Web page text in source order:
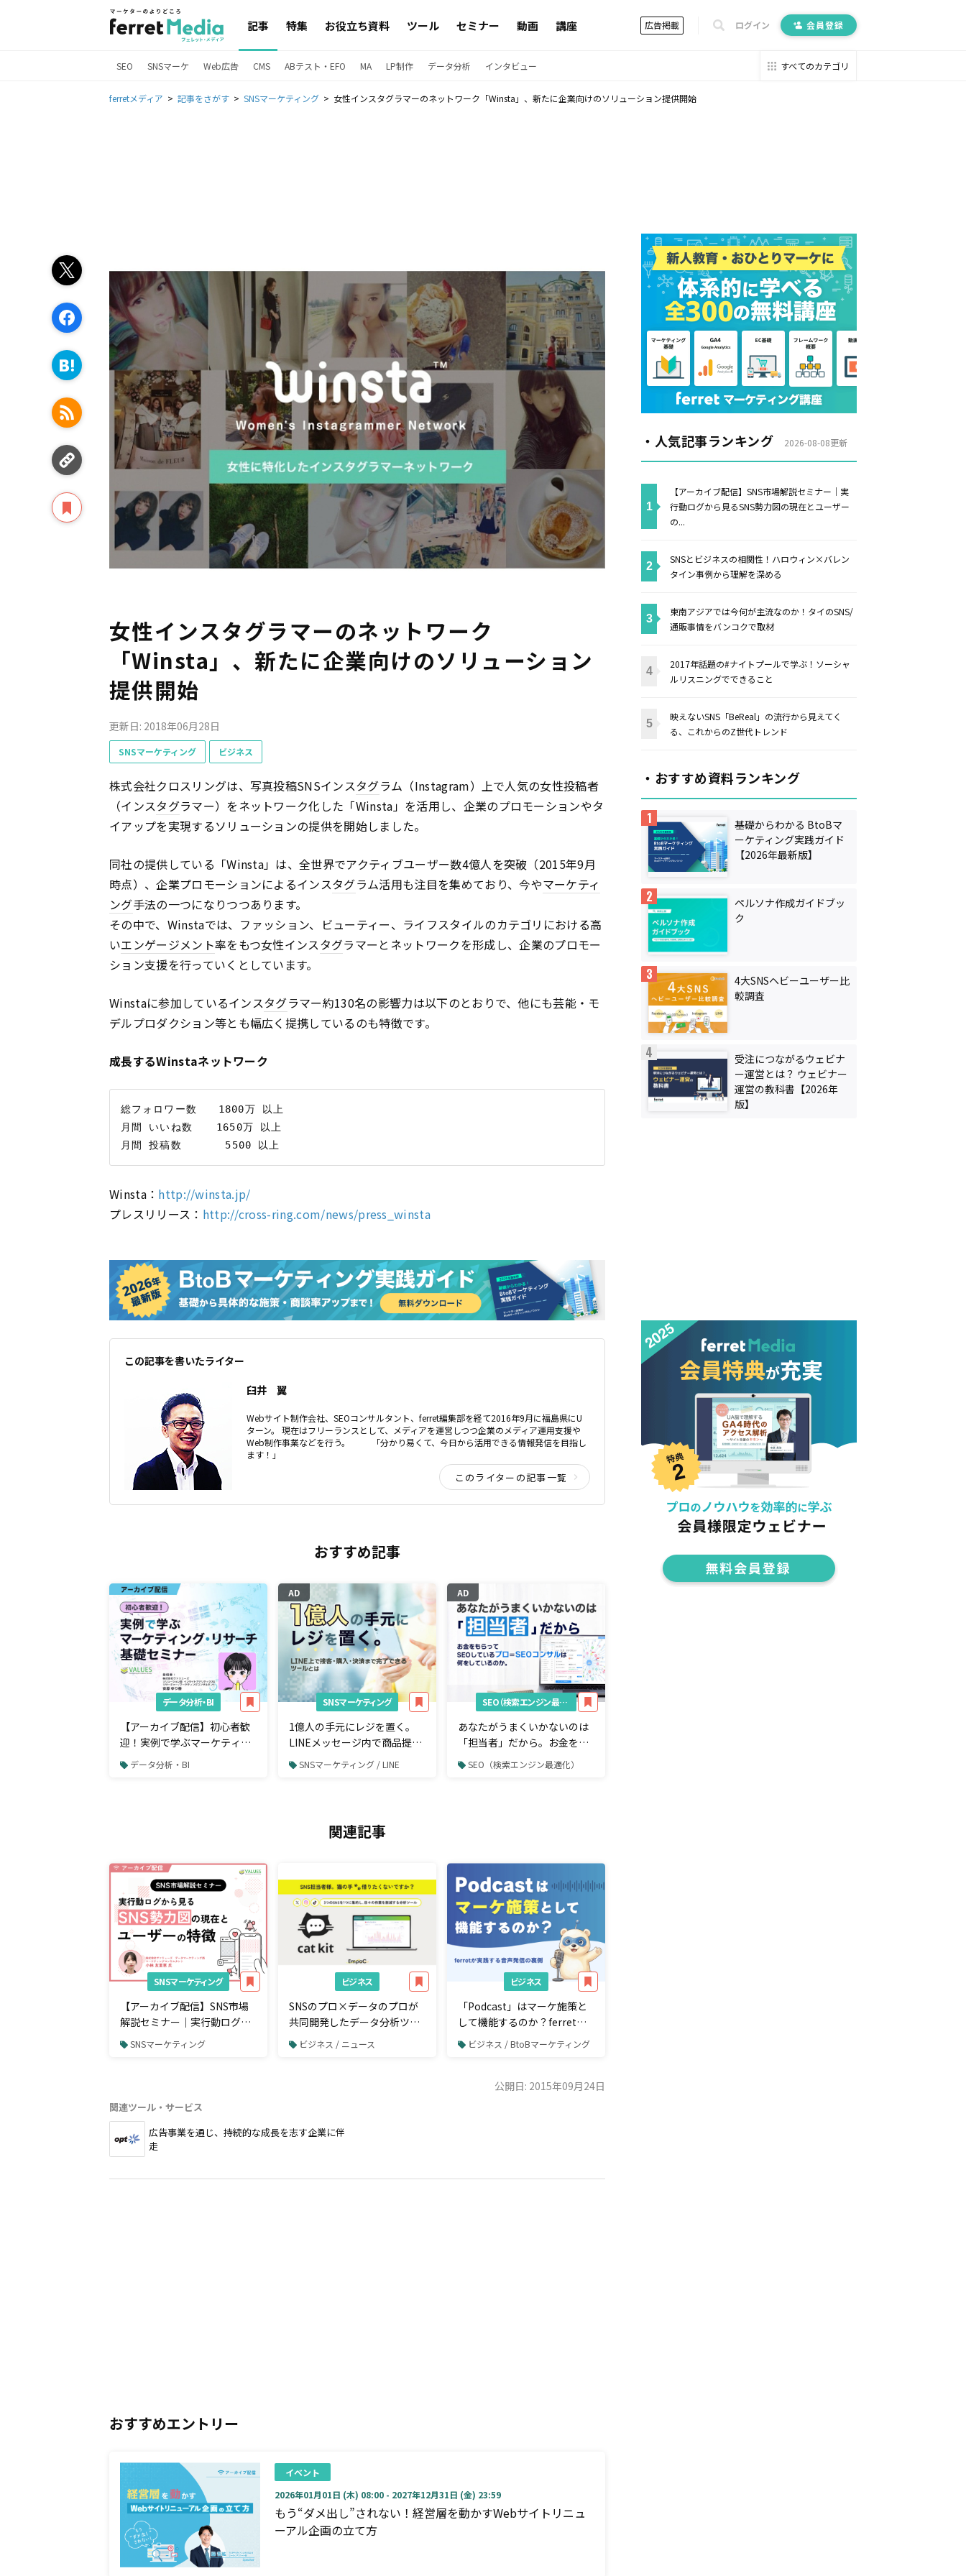
記事 特集 お役立ち資料 ツール セミナー 動画 講座 広告掲載 ログイン 会員登録
SEO SNSマーケ Web広告 CMS ABテスト・EFO MA LP制作 データ分析 インタビュー すべてのカテゴリ
ferretメディア 記事をさがす SNSマーケティング 女性インスタグラマーのネットワーク「Winsta」、新たに企業向けのソリューション提供開始
女性インスタグラマーのネットワーク
「Winsta」、新たに企業向けのソリューション
提供開始
更新日: 2018年06月28日
SNSマーケティング ビジネス
株式会社クロスリングは、写真投稿SNSインスタグラム（Instagram）上で人気の女性投稿者
（インスタグラマー）をネットワーク化した「Winsta」を活用し、企業のプロモーションやタ
イアップを実現するソリューションの提供を開始しました。
同社の提供している「Winsta」は、全世界でアクティブユーザー数4億人を突破（2015年9月
時点）、企業プロモーションによるインスタグラム活用も注目を集めており、今やマーケティ
ング手法の一つになりつつあります。
その中で、Winstaでは、ファッション、ビューティー、ライフスタイルのカテゴリにおける高
いエンゲージメント率をもつ女性インスタグラマーとネットワークを形成し、企業のプロモー
ション支援を行っていくとしています。
Winstaに参加しているインスタグラマー約130名の影響力は以下のとおりで、他にも芸能・モ
デルプロダクション等とも幅広く提携しているのも特徴です。
成長するWinstaネットワーク
総フォロワー数　　1800万 以上
月間 いいね数　  1650万 以上
Winsta： http://winsta.jp/
プレスリリース： http://cross-ring.com/news/press_winsta
この記事を書いたライター
臼井 翼
Webサイト制作会社、SEOコンサルタント、ferret編集部を経て2016年9月に福島県にU
ターン。 現在はフリーランスとして、メディアを運営しつつ企業のメディア運用支援や
Web制作事業などを行う。 「分かり易くて、今日から活用できる情報発信を目指し
ます！」
このライターの記事一覧
おすすめ記事
データ分析・BI
【アーカイブ配信】初心者歓
迎！実例で学ぶマーケティン
グ・リサーチ基礎セミナー
データ分析・BI
AD
SNSマーケティング
1億人の手元にレジを置く。
LINEメッセージ内で商品提案
から購入・決済まで完了でき
SNSマーケティング / LINE
AD
SEO（検索エンジン最適化）
あなたがうまくいかないのは
「担当者」だから。お金をも
らってSEOしているプロ＝
SEO（検索エンジン最適化）
関連記事
SNSマーケティング
【アーカイブ配信】SNS市場
解説セミナー｜実行動ログか
ら見るSNS勢力図の現在とユ
SNSマーケティング
ビジネス
SNSのプロ×データのプロが
共同開発したデータ分析ツー
ル「cat kit」正式リリース
ビジネス / ニュース
ビジネス
「Podcast」はマーケ施策と
して機能するのか？ferretが
実践する音声発信の裏側
ビジネス / BtoBマーケティング
公開日: 2015年09月24日
関連ツール・サービス
広告事業を通じ、持続的な成長を志す企業に伴
走
おすすめエントリー
イベント
2026年01月01日 (木) 08:00 - 2027年12月31日 (金) 23:59
もう“ダメ出し”されない！経営層を動かすWebサイトリニュ
ーアル企画の立て方
・人気記事ランキング 2026-08-08更新
【アーカイブ配信】SNS市場解説セミナー｜実
行動ログから見るSNS勢力図の現在とユーザー
の...
SNSとビジネスの相関性！ハロウィン×バレン
タイン事例から理解を深める
東南アジアでは今何が主流なのか！タイのSNS/
通販事情をバンコクで取材
2017年話題の#ナイトプールで学ぶ！ソーシャ
ルリスニングでできること
映えないSNS「BeReal」の流行から見えてく
る、これからのZ世代トレンド
・おすすめ資料ランキング
基礎からわかる BtoBマ
ーケティング実践ガイド
【2026年最新版】
ペルソナ作成ガイドブッ
ク
4大SNSヘビーユーザー比
較調査
受注につながるウェビナ
ー運営とは？ ウェビナー
運営の教科書【2026年
版】